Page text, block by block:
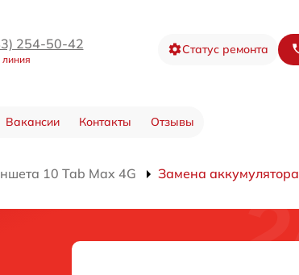
254-50-42 Статус ремонта
Вакансии Контакты Отзывы
10 Tab Max 4G Замена аккумулятора